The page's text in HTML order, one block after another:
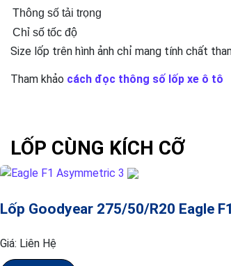
Thông số tải trọng
Chỉ số tốc độ
Size lốp trên hình ảnh chỉ mang tính chất
Tham khảo cách đọc thông số lốp xe ô tô
LỐP CÙNG KÍCH CỠ
Lốp Goodyear 275/50/R20 Eagle
Giá: Liên Hệ